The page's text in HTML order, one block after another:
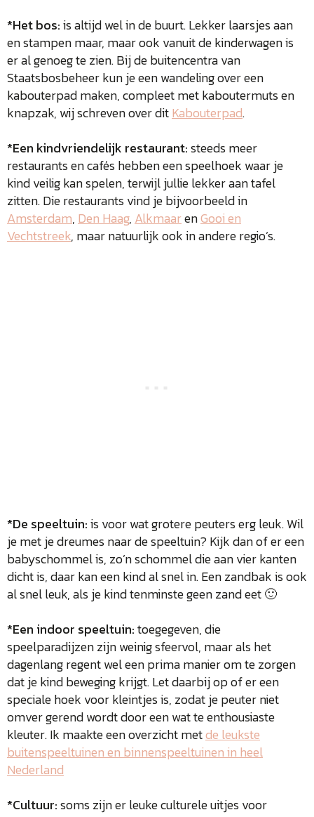
*Het bos:is altijd wel in de buurt. Lekker laarsjes aan
en stampen maar, maar ook vanuit de kinderwagen is
er al genoeg te zien. Bij de buitencentra van
Staatsbosbeheer kun je een wandeling over een
kabouterpad maken, compleet met kaboutermuts en
knapzak, wij schreven over ditKabouterpad.
*Een kindvriendelijk restaurant:steeds meer
restaurants en cafés hebben een speelhoek waar je
kind veilig kan spelen, terwijl jullie lekker aan tafel
zitten. Die restaurants vind je bijvoorbeeld in
Amsterdam, Den Haag, AlkmaarenGooi en
Vechtstreek, maar natuurlijk ook in andere regio’s.
*De speeltuin:is voor wat grotere peuters erg leuk. Wil
je met je dreumes naar de speeltuin? Kijk dan of er een
babyschommel is, zo’n schommel die aan vier kanten
dicht is, daar kan een kind al snel in. Een zandbak is ook
al snel leuk, als je kind tenminste geen zand eet 🙂
*Een indoor speeltuin:toegegeven, die
speelparadijzen zijn weinig sfeervol, maar als het
dagenlang regent wel een prima manier om te zorgen
dat je kind beweging krijgt. Let daarbij op of er een
speciale hoek voor kleintjes is, zodat je peuter niet
omver gerend wordt door een wat te enthousiaste
kleuter. Ik maakte een overzicht metde leukste
buitenspeeltuinen en binnenspeeltuinen in heel
Nederland
*Cultuur:soms zijn er leuke culturele uitjes voor